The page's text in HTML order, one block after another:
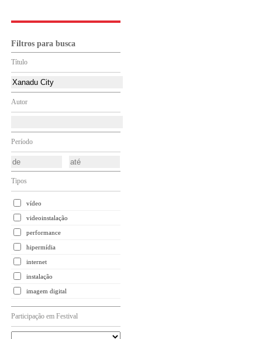
Filtros para busca
Título
Autor
Período
Tipos
vídeo
videoinstalação
performance
hipermídia
internet
instalação
imagem digital
Participação em Festival